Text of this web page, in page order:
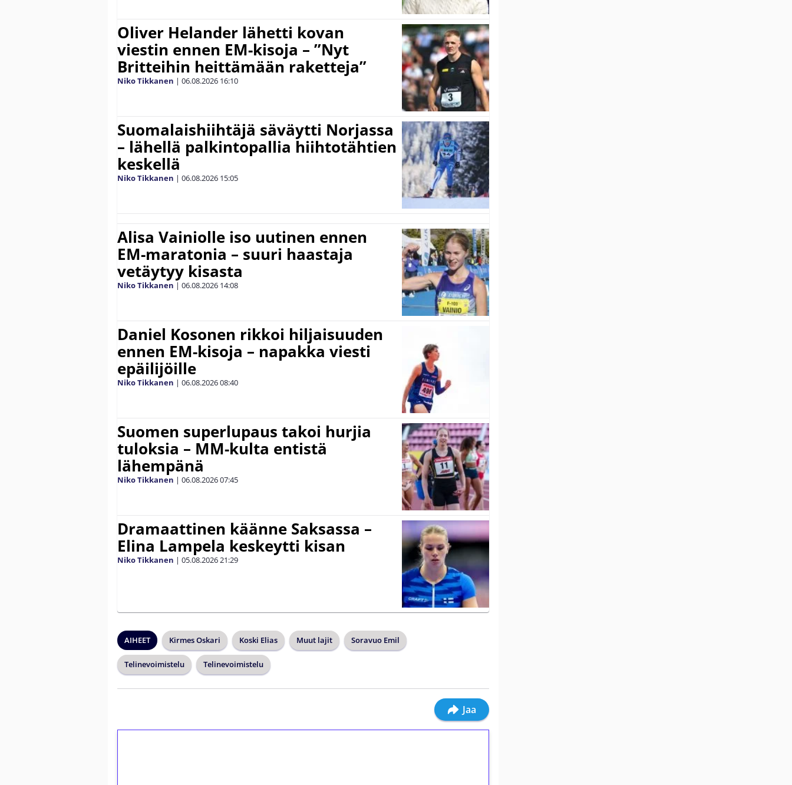
Oliver Helander lähetti kovan
viestin ennen EM-kisoja – ”Nyt
Britteihin heittämään raketteja”
Niko Tikkanen | 06.08.2026 16:10
Suomalaishiihtäjä säväytti Norjassa
– lähellä palkintopallia hiihtotähtien
keskellä
Niko Tikkanen | 06.08.2026 15:05
Alisa Vainiolle iso uutinen ennen
EM-maratonia – suuri haastaja
vetäytyy kisasta
Niko Tikkanen | 06.08.2026 14:08
Daniel Kosonen rikkoi hiljaisuuden
ennen EM-kisoja – napakka viesti
epäilijöille
Niko Tikkanen | 06.08.202608:40
Suomen superlupaus takoi hurjia
tuloksia – MM-kulta entistä
lähempänä
Niko Tikkanen | 06.08.202607:45
Dramaattinen käänne Saksassa –
Elina Lampela keskeytti kisan
Niko Tikkanen | 05.08.202621:29
AIHEET Kirmes Oskari Koski Elias Muut lajit Soravuo Emil
Telinevoimistelu Telinevoimistelu
Jaa